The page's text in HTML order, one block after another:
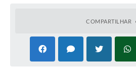
COMPARTILHAR